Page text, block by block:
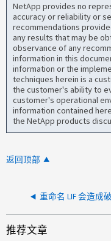
NetApp provides no
accuracy or reliability or
recommendations
any results that may be
observance of any
information in this
information or the
techniques herein is a
the customer's ability to
customer's operational
information contained
the NetApp products
返回顶部
推荐文章